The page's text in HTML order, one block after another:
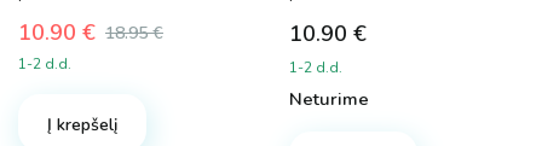
18.95€
Original
price
18.95 €.
10.90 €
Current
price
10.90 €.
1-2 d.d.
Į krepšelį
10.90 €
1-2 d.d.
Neturime